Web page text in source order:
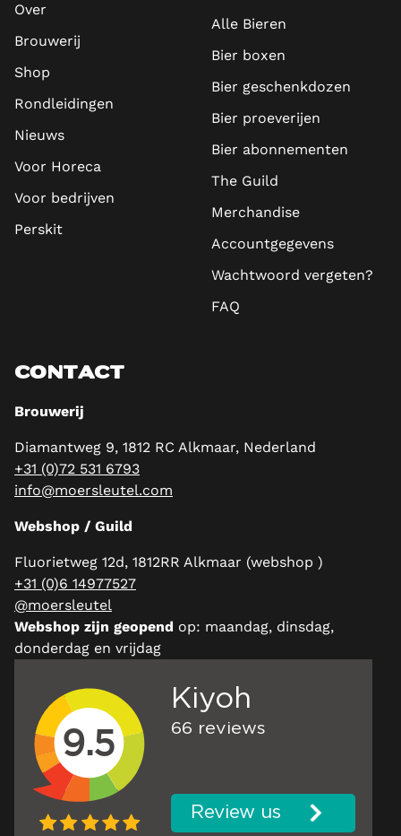
Over
Brouwerij
Shop
Rondleidingen
Nieuws
Voor Horeca
Voor bedrijven
Perskit
Alle Bieren
Bier boxen
Bier geschenkdozen
Bier proeverijen
Bier abonnementen
The Guild
Merchandise
Accountgegevens
Wachtwoord vergeten?
FAQ
CONTACT
Brouwerij
Diamantweg 9, 1812 RC Alkmaar, Nederland
+31 (0)72 531 6793
info@moersleutel.com
Webshop / Guild
Fluorietweg 12d, 1812RR Alkmaar (webshop )
+31 (0)6 14977527
@moersleutel
Webshop zijn geopend op: maandag, dinsdag,
donderdag en vrijdag